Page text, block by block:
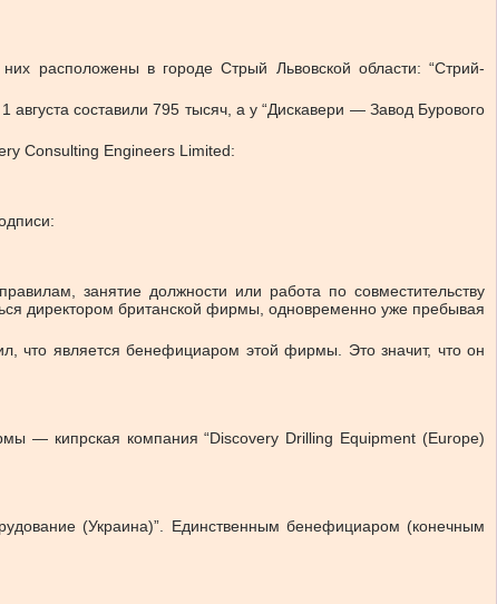
расположены в городе Стрый Львовской области: “Стрий-
августа составили 795 тысяч, а у “Дискавери — Завод Бурового
Consulting Engineers Limited:
занятие должности или работа по совместительству
директором британской фирмы, одновременно уже пребывая
что является бенефициаром этой фирмы. Это значит, что он
— кипрская компания “Discovery Drilling Equipment (Europe)
(Украина)”. Единственным бенефициаром (конечным